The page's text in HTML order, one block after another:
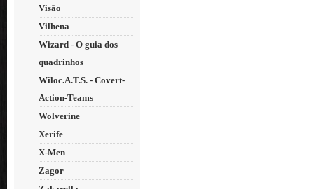
Visão
Vilhena
Wizard - O guia dos
quadrinhos
Wiloc.A.T.S. - Covert-
Action-Teams
Wolverine
Xerife
X-Men
Zagor